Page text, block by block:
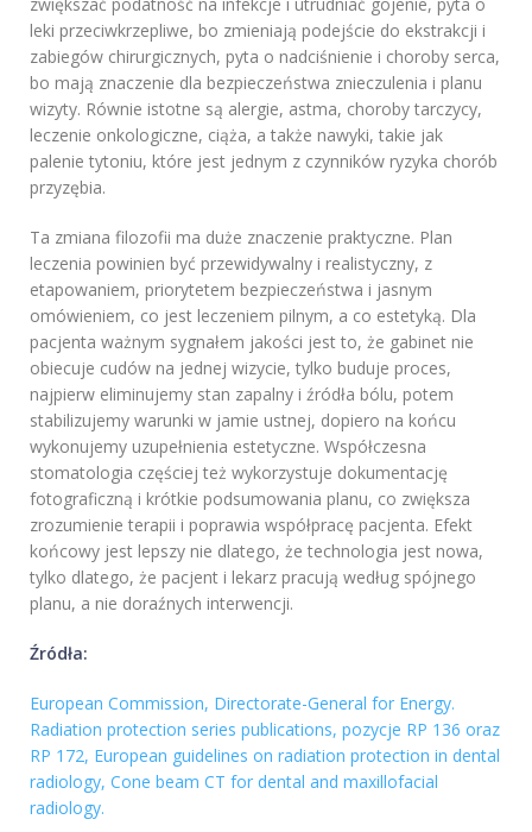
leki przeciwkrzepliwe, bo zmieniają podejście do ekstrakcji i
zabiegów chirurgicznych, pyta o nadciśnienie i choroby serca,
bo mają znaczenie dla bezpieczeństwa znieczulenia i planu
wizyty. Równie istotne są alergie, astma, choroby tarczycy,
leczenie onkologiczne, ciąża, a także nawyki, takie jak
palenie tytoniu, które jest jednym z czynników ryzyka chorób
przyzębia.
Ta zmiana filozofii ma duże znaczenie praktyczne. Plan
leczenia powinien być przewidywalny i realistyczny, z
etapowaniem, priorytetem bezpieczeństwa i jasnym
omówieniem, co jest leczeniem pilnym, a co estetyką. Dla
pacjenta ważnym sygnałem jakości jest to, że gabinet nie
obiecuje cudów na jednej wizycie, tylko buduje proces,
najpierw eliminujemy stan zapalny i źródła bólu, potem
stabilizujemy warunki w jamie ustnej, dopiero na końcu
wykonujemy uzupełnienia estetyczne. Współczesna
stomatologia częściej też wykorzystuje dokumentację
fotograficzną i krótkie podsumowania planu, co zwiększa
zrozumienie terapii i poprawia współpracę pacjenta. Efekt
końcowy jest lepszy nie dlatego, że technologia jest nowa,
tylko dlatego, że pacjent i lekarz pracują według spójnego
planu, a nie doraźnych interwencji.
Źródła:
European Commission, Directorate-General for Energy.
Radiation protection series publications, pozycje RP 136 oraz
RP 172, European guidelines on radiation protection in dental
radiology, Cone beam CT for dental and maxillofacial
radiology.